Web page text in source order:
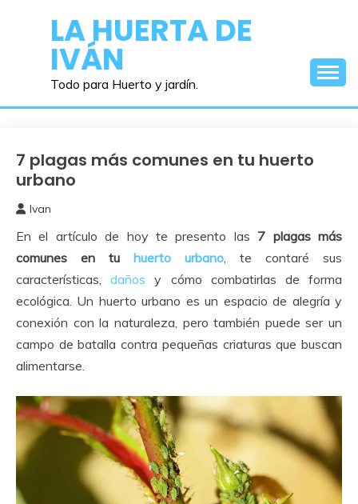
contenidoLA HUERTA DE
IVÁN
Todo para Huerto y jardín.
Huerto
Urbano
7 plagas más comunes en tu huerto
urbano
febrero,
2025
Ivan
En el artículo de hoy te presento las 7 plagas más
comunes en tu huerto urbano, te contaré sus
características,daños y cómo combatirlas de forma
ecológica. Un huerto urbano es un espacio de alegría y
conexión con la naturaleza, pero también puede ser un
campo de batalla contra pequeñas criaturas que buscan
alimentarse.